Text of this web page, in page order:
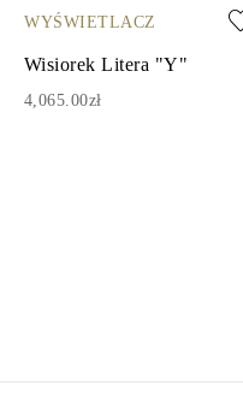
WYŚWIETLACZ
Wisiorek Litera "Y"
4,065.00zł